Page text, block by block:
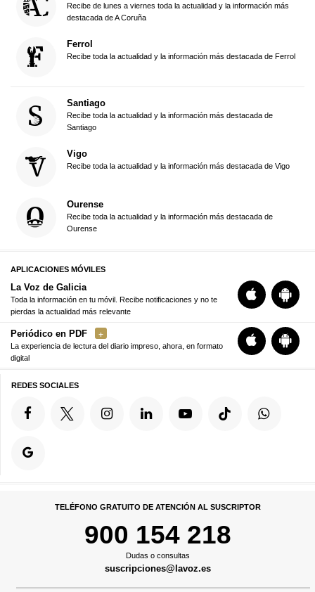
Recibe de lunes a viernes toda la actualidad y la información más
destacada de A Coruña
Ferrol
Recibe toda la actualidad y la información más destacada de Ferrol
Santiago
Recibe toda la actualidad y la información más destacada de
Santiago
Vigo
Recibe toda la actualidad y la información más destacada de Vigo
Ourense
Recibe toda la actualidad y la información más destacada de
Ourense
APLICACIONES MÓVILES
La Voz de Galicia
Toda la información en tu móvil. Recibe notificaciones y no te
pierdas la actualidad más relevante
Periódico en PDF
La experiencia de lectura del diario impreso, ahora, en formato
digital
REDES SOCIALES
TELÉFONO GRATUITO DE ATENCIÓN AL SUSCRIPTOR
900 154 218
Dudas o consultas
suscripciones@lavoz.es